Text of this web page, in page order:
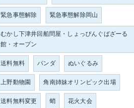
緊急事態解除 緊急事態解除岡山
むかし下津井回船問屋・しょっぴんぐばざーる
館・オープン
送料無料 パンダ ぬいぐるみ
上野動物園 角南姉妹オリンピック出場
送料無料変更 蛸 花火大会